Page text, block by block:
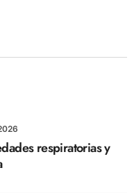
respiratorias y